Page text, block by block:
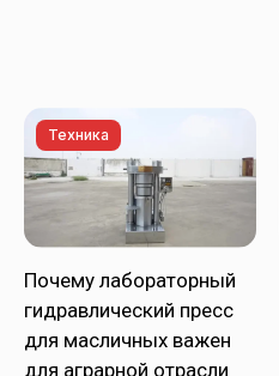
Техника
Почему лабораторный
гидравлический пресс
для масличных важен
для аграрной отрасли